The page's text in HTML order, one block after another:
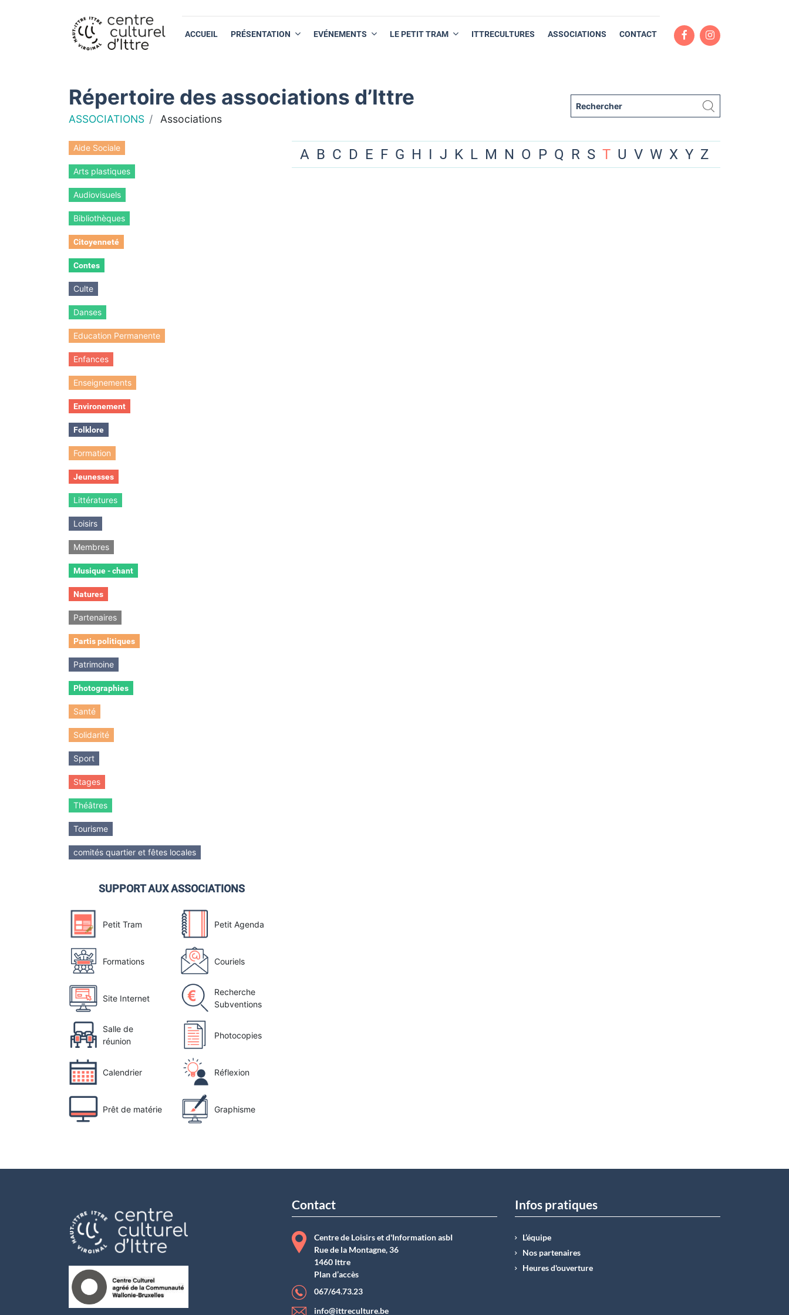
ACCUEIL PRÉSENTATION EVÉNEMENTS LE PETIT TRAM ITTRECULTURES ASSOCIATIONS CONTACT
Répertoire des associations d’Ittre
ASSOCIATIONS Associations
Aide Sociale
Arts plastiques
Audiovisuels
Bibliothèques
Citoyenneté
Contes
Culte
Danses
Education Permanente
Enfances
Enseignements
Environement
Folklore
Formation
Jeunesses
Littératures
Loisirs
Membres
Musique - chant
Natures
Partenaires
Partis politiques
Patrimoine
Photographies
Santé
Solidarité
Sport
Stages
Théâtres
Tourisme
comités quartier et fêtes locales
A B C D E F G H I J K L M N O P Q R S T U V W X Y Z
SUPPORT AUX ASSOCIATIONS
Petit Tram
Formations
Site Internet
Salle de
réunion
Calendrier
Prêt de matérie
Petit Agenda
Couriels
Recherche
Subventions
Photocopies
Réflexion
Graphisme
Contact
Centre de Loisirs et d'Information asbI
Rue de la Montagne, 36
1460 Ittre
Plan d’accès
067/64.73.23
info@ittreculture.be
Infos pratiques
L’équipe
Nos partenaires
Heures d'ouverture